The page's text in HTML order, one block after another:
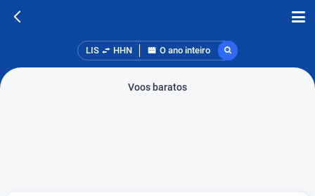
LIS HHN O ano inteiro
Voos baratos